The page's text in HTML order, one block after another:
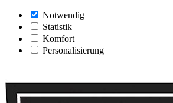
Notwendig
Statistik
Komfort
Personalisierung